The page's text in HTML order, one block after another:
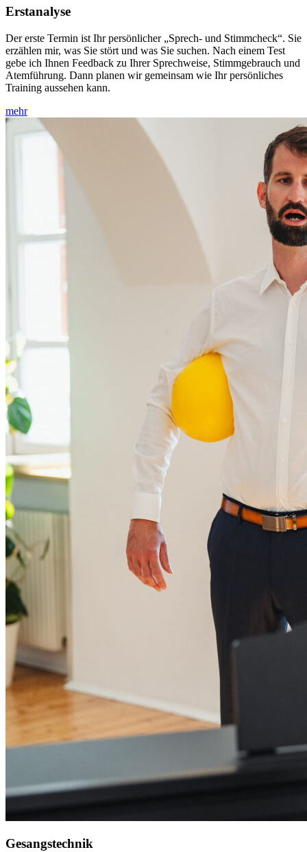
Erstanalyse
Der erste Termin ist Ihr persönlicher „Sprech- und Stimmcheck“. Sie
erzählen mir, was Sie stört und was Sie suchen. Nach einem Test
gebe ich Ihnen Feedback zu Ihrer Sprechweise, Stimmgebrauch und
Atemführung. Dann planen wir gemeinsam wie Ihr persönliches
Training aussehen kann.
mehr
Gesangstechnik